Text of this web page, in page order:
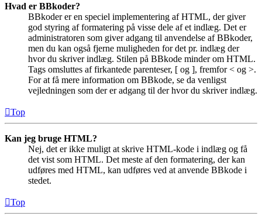
Hvad er BBkoder?
BBkoder er en speciel implementering af HTML, der giver
god styring af formatering på visse dele af et indlæg. Det er
administratoren som giver adgang til anvendelse af BBkoder,
men du kan også fjerne muligheden for det pr. indlæg der
hvor du skriver indlæg. Stilen på BBkode minder om HTML.
Tags omsluttes af firkantede parenteser, [ og ], fremfor < og >.
For at få mere information om BBkode, se da venligst
vejledningen som der er adgang til der hvor du skriver indlæg.
Top
Kan jeg bruge HTML?
Nej, det er ikke muligt at skrive HTML-kode i indlæg og få
det vist som HTML. Det meste af den formatering, der kan
udføres med HTML, kan udføres ved at anvende BBkode i
stedet.
Top